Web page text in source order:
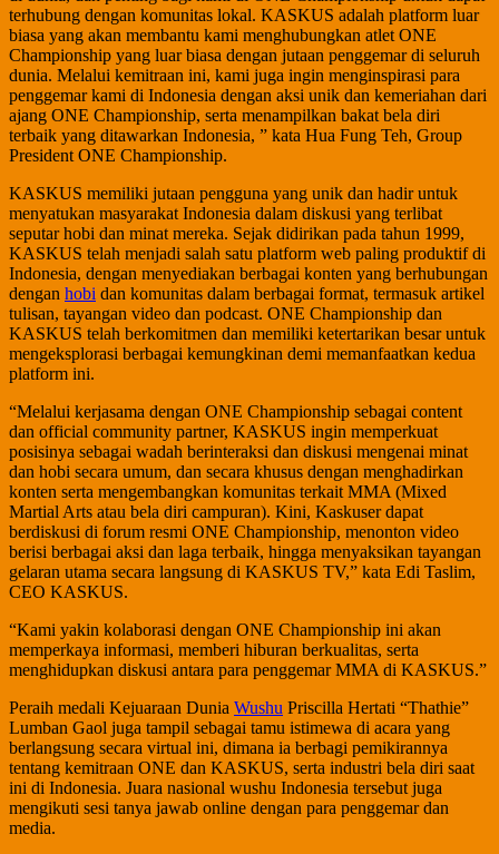
terhubung dengan komunitas lokal. KASKUS adalah platform luar
biasa yang akan membantu kami menghubungkan atlet ONE
Championship yang luar biasa dengan jutaan penggemar di seluruh
dunia. Melalui kemitraan ini, kami juga ingin menginspirasi para
penggemar kami di Indonesia dengan aksi unik dan kemeriahan dari
ajang ONE Championship, serta menampilkan bakat bela diri
terbaik yang ditawarkan Indonesia, ” kata Hua Fung Teh, Group
President ONE Championship.
KASKUS memiliki jutaan pengguna yang unik dan hadir untuk
menyatukan masyarakat Indonesia dalam diskusi yang terlibat
seputar hobi dan minat mereka. Sejak didirikan pada tahun 1999,
KASKUS telah menjadi salah satu platform web paling produktif di
Indonesia, dengan menyediakan berbagai konten yang berhubungan
dengan hobi dan komunitas dalam berbagai format, termasuk artikel
tulisan, tayangan video dan podcast. ONE Championship dan
KASKUS telah berkomitmen dan memiliki ketertarikan besar untuk
mengeksplorasi berbagai kemungkinan demi memanfaatkan kedua
platform ini.
“Melalui kerjasama dengan ONE Championship sebagai content
dan official community partner, KASKUS ingin memperkuat
posisinya sebagai wadah berinteraksi dan diskusi mengenai minat
dan hobi secara umum, dan secara khusus dengan menghadirkan
konten serta mengembangkan komunitas terkait MMA (Mixed
Martial Arts atau bela diri campuran). Kini, Kaskuser dapat
berdiskusi di forum resmi ONE Championship, menonton video
berisi berbagai aksi dan laga terbaik, hingga menyaksikan tayangan
gelaran utama secara langsung di KASKUS TV,” kata Edi Taslim,
CEO KASKUS.
“Kami yakin kolaborasi dengan ONE Championship ini akan
memperkaya informasi, memberi hiburan berkualitas, serta
menghidupkan diskusi antara para penggemar MMA di KASKUS.”
Peraih medali Kejuaraan Dunia Wushu Priscilla Hertati “Thathie”
Lumban Gaol juga tampil sebagai tamu istimewa di acara yang
berlangsung secara virtual ini, dimana ia berbagi pemikirannya
tentang kemitraan ONE dan KASKUS, serta industri bela diri saat
ini di Indonesia. Juara nasional wushu Indonesia tersebut juga
mengikuti sesi tanya jawab online dengan para penggemar dan
media.